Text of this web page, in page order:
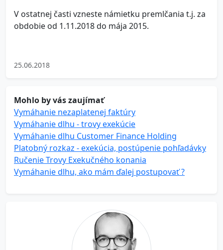
V ostatnej časti vzneste námietku premlčania t.j. za
obdobie od 1.11.2018 do mája 2015.
25.06.2018
Mohlo by vás zaujímať
Vymáhanie nezaplatenej faktúry
Vymáhanie dlhu - trovy exekúcie
Vymáhanie dlhu Customer Finance Holding
Platobný rozkaz - exekúcia, postúpenie pohľadávky
Ručenie Trovy Exekučného konania
Vymáhanie dlhu, ako mám ďalej postupovať ?